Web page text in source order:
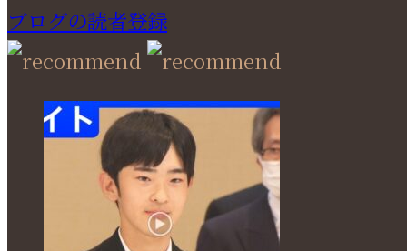
ブログの読者登録